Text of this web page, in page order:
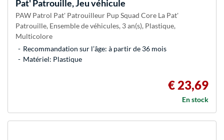
Pat' Patrouille, Jeu véhicule
PAW Patrol Pat' Patrouilleur Pup Squad Core La Pat'
Patrouille, Ensemble de véhicules, 3 an(s), Plastique,
Multicolore
Recommandation sur l’âge: à partir de 36 mois
Matériel: Plastique
€ 23,69
En stock